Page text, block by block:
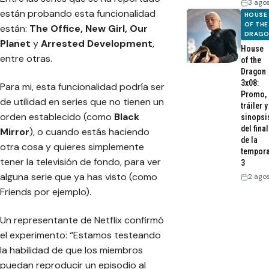
están probando esta funcionalidad
están: The Office, New Girl, Our
Planet yArrested Development,
entre otras.
Para mi, esta funcionalidad podría ser
de utilidad en series que no tienen un
orden establecido (como Black
Mirror), o cuando estás haciendo
otra cosa y quieres simplemente
tener la televisión de fondo, para ver
alguna serie que ya has visto (como
Friends por ejemplo).
Un representante de Netflix confirmó
el experimento: “Estamos testeando
la habilidad de que los miembros
puedan reproducir un episodio al
3
HOUSE
OF THE
House
of the
Dragon
3x08:
Promo,
tráiler y
del final
de la
3
2